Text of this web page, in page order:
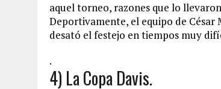
aquel torneo, razones que lo
Deportivamente, el equipo de
desató el festejo en tiempos muy
.
4) La Copa Davis.